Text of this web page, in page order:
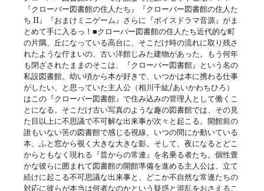
『クローバー図書館の住人たち』『クローバー図書館の住人た
ち II』『おまけミニゲーム』さらに『ボイスドラマ音源』がま
とめて手に入るっ！■クローバー図書館の住人たち近代的な町
の片隅、丘になっている高台に、そこだけ時の流れに取り残さ
れたような佇まいの、古い洋館じみた建物があった。もう何年
も閉ざされたままのそこは、『クローバー図書館』という名の
私設図書館。幼い頃から本が好きで、いつかは本に携わる仕事
がしたい、と思っていた主人公（相川千紘/あいかわちひろ）
はこの『クローバー図書館』で住み込みの管理人として働くこ
とになる。そこだけ古い写真のような趣の図書館では、その見
た目以上に不思議で不可解な出来事が次々と起こる。開館前の
誰もいない筈の図書館で感じる視線、いつの間にか動いている
本、ふと窓から覗く大きな大きな影。そして、夜になるとどこ
からともなく現れる『昔からの常連』を名乗る者たち。個性豊
かな彼らに囲まれて図書館の開館準備を進める主人公は、立て
続けに起こる不可思議な出来事と、どこか不自然な常連たちの
対応に彼らが本当は何者なのかという疑惑と混乱をおさえるこ